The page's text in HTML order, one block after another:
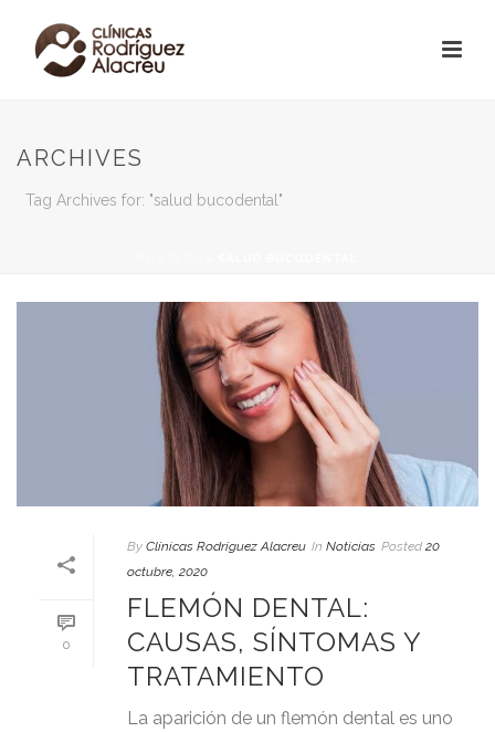
ARCHIVES
Tag Archives for: "salud bucodental"
0
By Clínicas Rodríguez Alacreu In Noticias Posted 20
octubre, 2020
FLEMÓN DENTAL:
CAUSAS, SÍNTOMAS Y
TRATAMIENTO
La aparición de un flemón dental es uno